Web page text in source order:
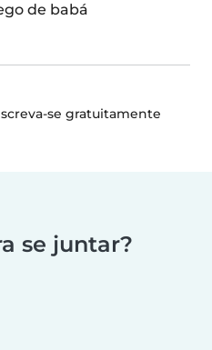
de babá
se gratuitamente
se juntar?